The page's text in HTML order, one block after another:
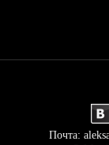
Почта: